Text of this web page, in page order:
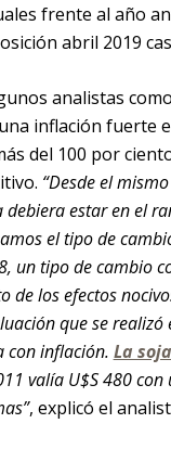
frente al año
abril 2019
analistas
inflación fuerte
del 100 por
“Desde el
estar en el
el tipo de
un tipo de cambio
de los efectos
que se
con inflación. La
valía U$S 480
, explicó el